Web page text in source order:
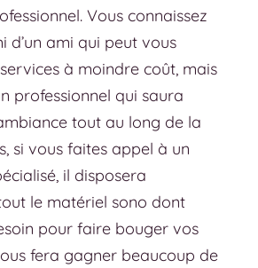
Vous connaissez
d’un ami qui peut vous
à moindre coût, mais
professionnel qui saura
tout au long de la
si vous faites appel à un
il disposera
le matériel sono dont
pour faire bouger vos
fera gagner beaucoup de